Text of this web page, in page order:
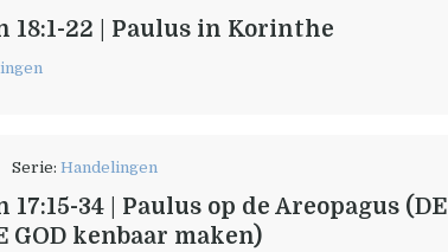
18:1-22 | Paulus in Korinthe
Serie:Handelingen
34 | Paulus op de Areopagus (DE
GOD kenbaar maken)